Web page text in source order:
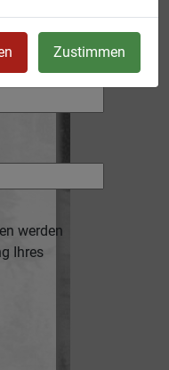
werden
Ihres
Zustimmen